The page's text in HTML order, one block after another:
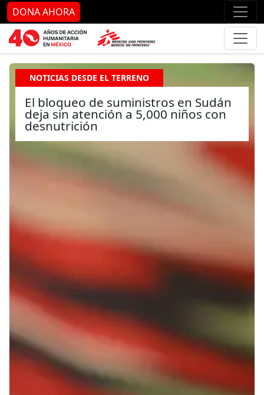
Ir al contenido principal Ir
DONA AHORA
NOTICIAS DESDE EL TERRENO
El bloqueo de suministros en Sudán
deja sin atención a 5,000 niños con
desnutrición